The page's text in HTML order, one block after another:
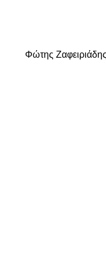
Φώτης